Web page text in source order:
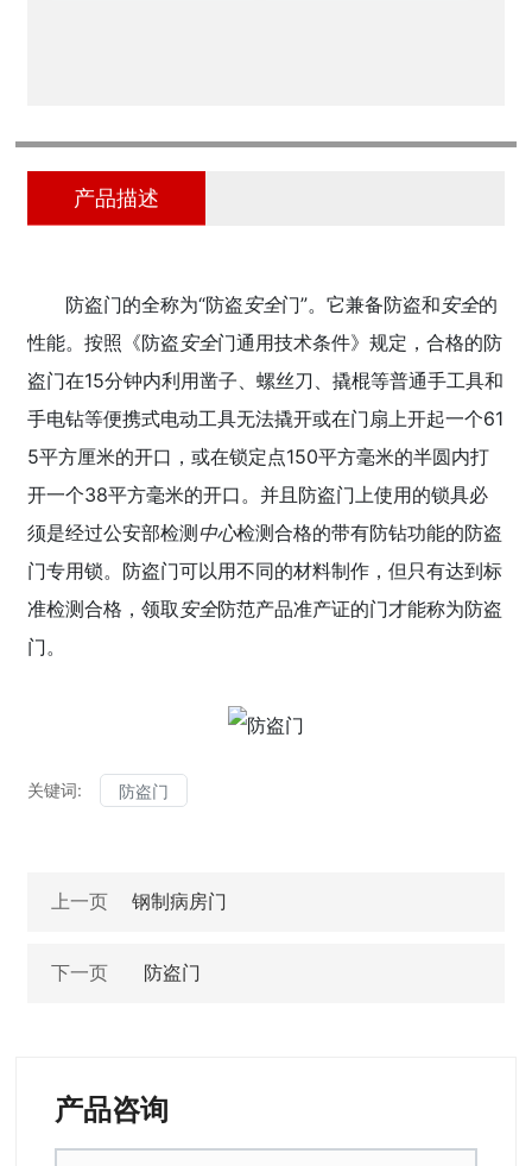
产品描述
防盗门的全称为“防盗安全门”。它兼备防盗和安全的
性能。按照《防盗安全门通用技术条件》规定，合格的防
盗门在15分钟内利用凿子、螺丝刀、撬棍等普通手工具和
手电钻等便携式电动工具无法撬开或在门扇上开起一个61
5平方厘米的开口，或在锁定点150平方毫米的半圆内打
开一个38平方毫米的开口。并且防盗门上使用的锁具必
须是经过公安部检测 中心检测合格的带有防钻功能的防盗
门专用锁。防盗门可以用不同的材料制作，但只有达到标
准检测合格，领取 安全防范产品准产证的门才能称为防盗
门。
关键词: 防盗门
上一页 钢制病房门
下一页 防盗门
产品咨询